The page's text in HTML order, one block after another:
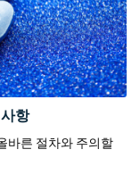
항
바른 절차와 주의할